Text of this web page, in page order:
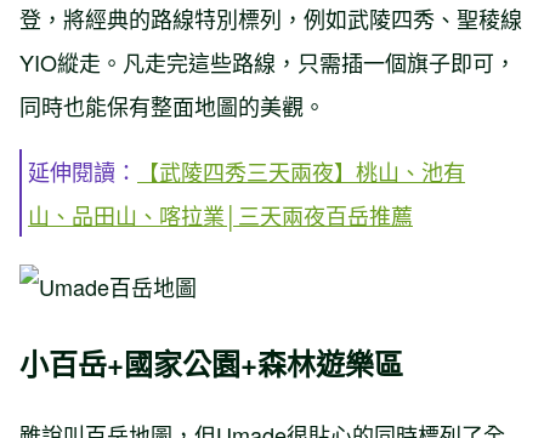
登，將經典的路線特別標列，例如武陵四秀、聖稜線
YIO縱走。凡走完這些路線，只需插一個旗子即可，
同時也能保有整面地圖的美觀。
延伸閱讀：
【武陵四秀三天兩夜】桃山、池有
山、品田山、喀拉業│三天兩夜百岳推薦
小百岳+國家公園+森林遊樂區